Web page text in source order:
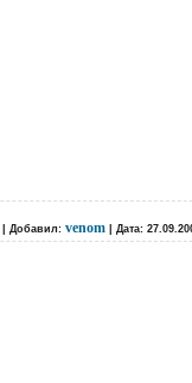
Добавил: venom Дата: